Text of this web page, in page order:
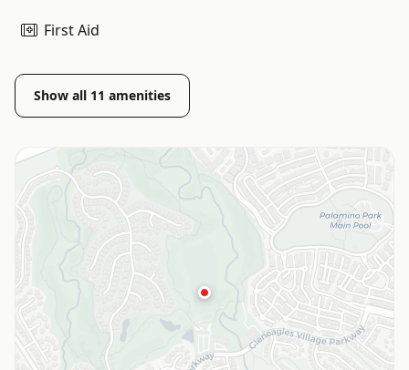
First Aid
Show all 11 amenities